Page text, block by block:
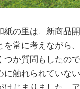
紙の里は、新商品
を常に考えながら
つか質問もしたの
に触れられていな